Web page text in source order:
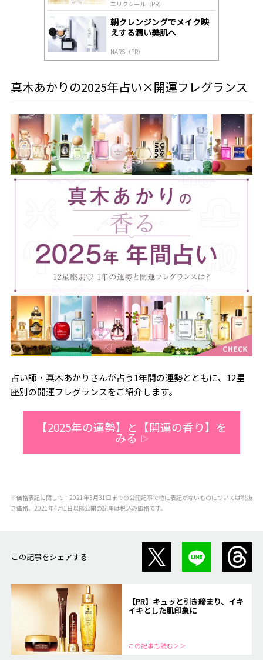
エリクシール（PR）
朝クレンジングでメイク映
えする潤い美肌へ
NARS（PR）
真木あかりの2025年占い×開運フレグランス
占い師・真木あかりさんが占う1年間の運勢とともに、12星
座別の開運フレグランスをご紹介します。
【2025年の運勢】と【開運の香り】を
みる ▷
※価格表記に関して：2021年3月31日までの公開記事で特に表記がないものについては税抜
き価格、2021年4月1日以降公開の記事は税込み価格です。
この記事をシェアする
【PR】キュッと引き締まり、イキ
イキとした肌印象に
この記事も読む＞＞